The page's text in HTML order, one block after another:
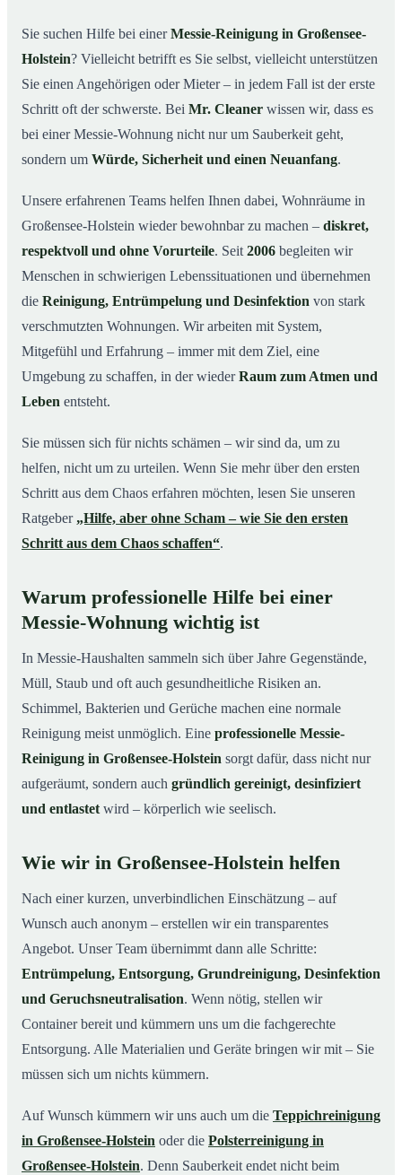
Ablauf einer Messie-Reinigung
05Ihre Vorteile mit Mr. Cleaner in Großensee-Holstein
06Messie-Hilfe in Großensee-Holstein & Umgebung
Jetzt kostenlose Beratung zur Messie-Reinigung in
Großensee-Holstein
Sie suchen Hilfe bei einerMessie-Reinigung in Großensee-
Holstein? Vielleicht betrifft es Sie selbst, vielleicht unterstützen
Sie einen Angehörigen oder Mieter – in jedem Fall ist der erste
Schritt oft der schwerste. Bei Mr. Cleaner wissen wir, dass es
bei einer Messie-Wohnung nicht nur um Sauberkeit geht,
sondern um Würde, Sicherheit und einen Neuanfang.
Unsere erfahrenen Teams helfen Ihnen dabei, Wohnräume in
Großensee-Holstein wieder bewohnbar zu machen – diskret,
respektvoll und ohne Vorurteile. Seit 2006 begleiten wir
Menschen in schwierigen Lebenssituationen und übernehmen
die Reinigung, Entrümpelung und Desinfektion von stark
verschmutzten Wohnungen. Wir arbeiten mit System,
Mitgefühl und Erfahrung – immer mit dem Ziel, eine
Umgebung zu schaffen, in der wiederRaum zum Atmen und
Leben entsteht.
Sie müssen sich für nichts schämen – wir sind da, um zu
helfen, nicht um zu urteilen. Wenn Sie mehr über den ersten
Schritt aus dem Chaos erfahren möchten, lesen Sie unseren
Ratgeber „Hilfe, aber ohne Scham – wie Sie den ersten
Schritt aus dem Chaos schaffen“.
Warum professionelle Hilfe bei einer
Messie-Wohnung wichtig ist
In Messie-Haushalten sammeln sich über Jahre Gegenstände,
Müll, Staub und oft auch gesundheitliche Risiken an.
Schimmel, Bakterien und Gerüche machen eine normale
Reinigung meist unmöglich. Eine professionelle Messie-
Reinigung in Großensee-Holstein sorgt dafür, dass nicht nur
aufgeräumt, sondern auch gründlich gereinigt, desinfiziert
und entlastet wird – körperlich wie seelisch.
Wie wir in Großensee-Holstein helfen
Nach einer kurzen, unverbindlichen Einschätzung – auf
Wunsch auch anonym – erstellen wir ein transparentes
Angebot. Unser Team übernimmt dann alle Schritte:
Entrümpelung, Entsorgung, Grundreinigung, Desinfektion
und Geruchsneutralisation. Wenn nötig, stellen wir
Container bereit und kümmern uns um die fachgerechte
Entsorgung. Alle Materialien und Geräte bringen wir mit – Sie
müssen sich um nichts kümmern.
Auf Wunsch kümmern wir uns auch um die Teppichreinigung
in Großensee-Holstein oder die Polsterreinigung in
Großensee-Holstein. Denn Sauberkeit endet nicht beim